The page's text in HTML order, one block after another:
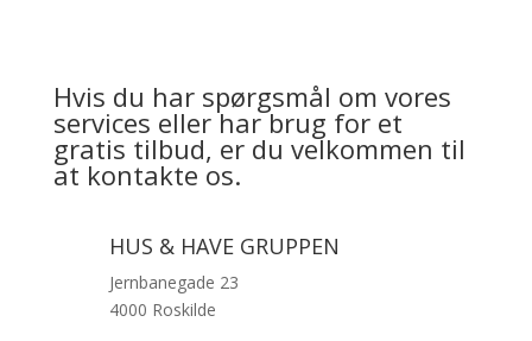
Hvis du har spørgsmål om vores
services eller har brug for et
gratis tilbud, er du velkommen til
at kontakte os.
HUS & HAVE GRUPPEN
Jernbanegade 23
4000 Roskilde